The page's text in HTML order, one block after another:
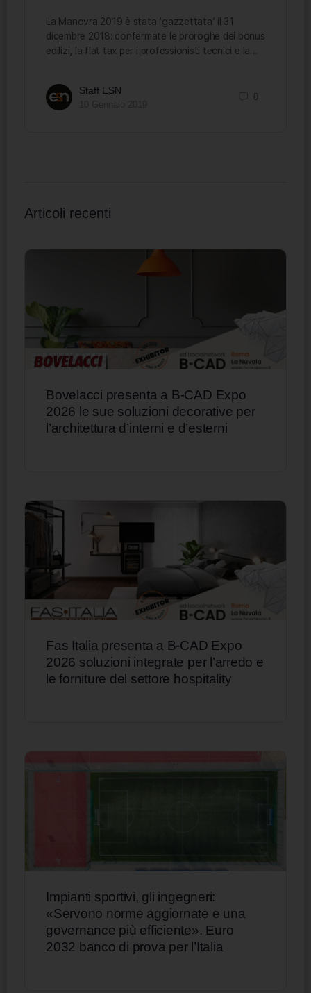
La Manovra 2019 è stata ‘gazzettata’ il 31
dicembre 2018: confermate le proroghe dei bonus
edilizi, la flat tax per i professionisti tecnici e la…
Staff ESN
0
Articoli recenti
Bovelacci presenta a B-CAD Expo
2026 le sue soluzioni decorative per
l’architettura d’interni e d’esterni
Fas Italia presenta a B-CAD Expo
2026 soluzioni integrate per l’arredo e
le forniture del settore hospitality
Impianti sportivi, gli ingegneri:
«Servono norme aggiornate e una
governance più efficiente». Euro
2032 banco di prova per l’Italia